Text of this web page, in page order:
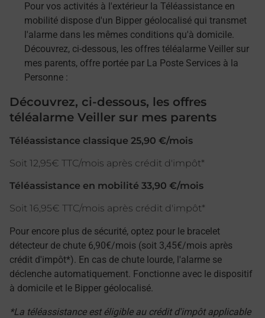
Pour vos activités à l'extérieur la Téléassistance en
mobilité dispose d'un Bipper géolocalisé qui transmet
l'alarme dans les mêmes conditions qu'à domicile.
Découvrez, ci-dessous, les offres téléalarme Veiller sur
mes parents, offre portée par La Poste Services à la
Personne :
Découvrez, ci-dessous, les offres
téléalarme Veiller sur mes parents
Téléassistance classique 25,90 €/mois
Soit 12,95€ TTC/mois après crédit d'impôt*
Téléassistance en mobilité 33,90 €/mois
Soit 16,95€ TTC/mois après crédit d'impôt*
Pour encore plus de sécurité, optez pour le bracelet
détecteur de chute 6,90€/mois (soit 3,45€/mois après
crédit d'impôt*). En cas de chute lourde, l'alarme se
déclenche automatiquement. Fonctionne avec le dispositif
à domicile et le Bipper géolocalisé.
*La téléassistance est éligible au crédit d'impôt applicable